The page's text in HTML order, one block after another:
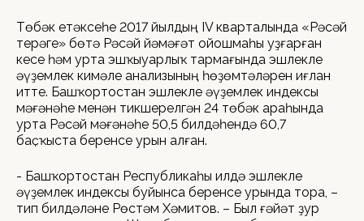
Төбәк етәксеһе 2017 йылдың IV кварталында «Рәсәй
терәге» бөтә Рәсәй йәмәғәт ойошмаһы уҙғарған
кесе һәм урта эшҡыуарлыҡ тармағында эшлекле
әүҙемлек кимәле анализының һөҙөмтәләрен иғлан
итте. Башҡортостан эшлекле әүҙемлек индексы
мәғәнәһе менән тикшерелгән 24 төбәк араһында
урта Рәсәй мәғәнәһе 50,5 билдәһендә 60,7
баҫҡыста беренсе урын алған.
- Башҡортостан Республикаһы илдә эшлекле
әүҙемлек индексы буйынса беренсе урында тора, –
тип билдәләне Рөстәм Хәмитов. – Был ғәйәт ҙур